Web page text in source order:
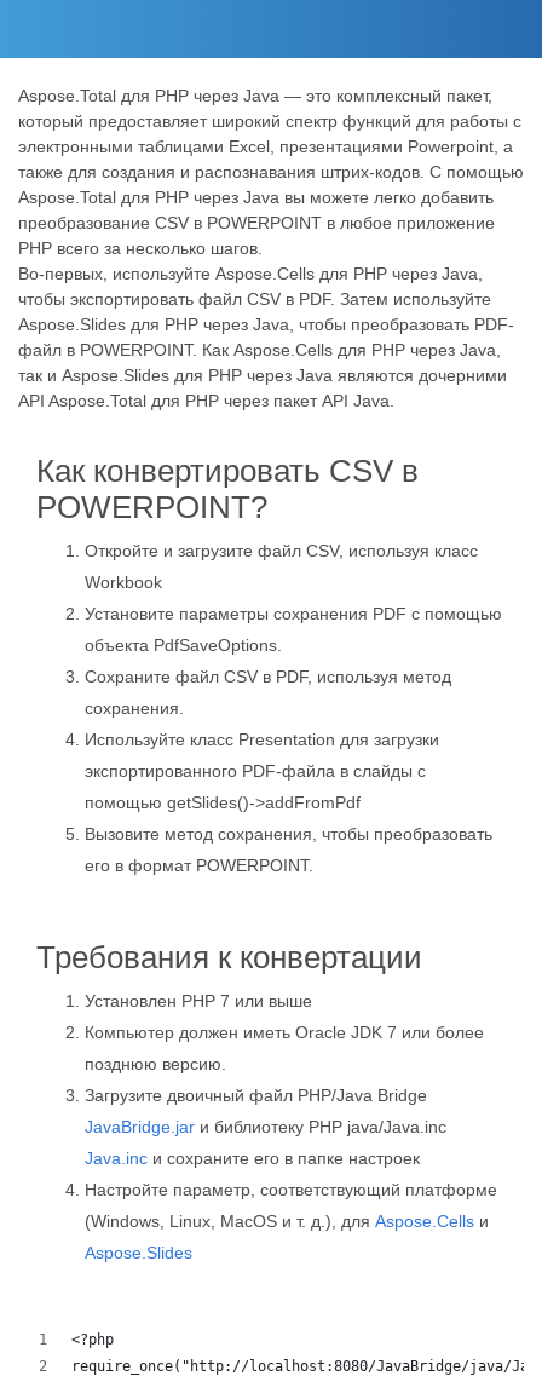
Aspose.Total для PHP через Java — это комплексный пакет,
который предоставляет широкий спектр функций для работы с
электронными таблицами Excel, презентациями Powerpoint, а
также для создания и распознавания штрих-кодов. С помощью
Aspose.Total для PHP через Java вы можете легко добавить
преобразование CSV в POWERPOINT в любое приложение
PHP всего за несколько шагов.
Во-первых, используйте Aspose.Cells для PHP через Java,
чтобы экспортировать файл CSV в PDF. Затем используйте
Aspose.Slides для PHP через Java, чтобы преобразовать PDF-
файл в POWERPOINT. Как Aspose.Cells для PHP через Java,
так и Aspose.Slides для PHP через Java являются дочерними
API Aspose.Total для PHP через пакет API Java.
Как конвертировать CSV в
POWERPOINT?
Откройте и загрузите файл CSV, используя класс
Workbook
Установите параметры сохранения PDF с помощью
объекта PdfSaveOptions.
Сохраните файл CSV в PDF, используя метод
сохранения.
Используйте класс Presentation для загрузки
экспортированного PDF-файла в слайды с
помощью getSlides()->addFromPdf
Вызовите метод сохранения, чтобы преобразовать
его в формат POWERPOINT.
Требования к конвертации
Установлен PHP 7 или выше
Компьютер должен иметь Oracle JDK 7 или более
позднюю версию.
Загрузите двоичный файл PHP/Java Bridge
JavaBridge.jar и библиотеку PHP java/Java.inc
Java.inc и сохраните его в папке настроек
Настройте параметр, соответствующий платформе
(Windows, Linux, MacOS и т. д.), для Aspose.Cells и
Aspose.Slides
<?php
require_once("http://localhost:8080/JavaBridge/java/